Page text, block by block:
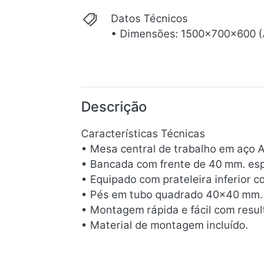
Datos Técnicos
• Dimensões: 1500x700x600
Descrição
Características Técnicas
• Mesa central de trabalho em aço
• Bancada com frente de 40 mm.
• Equipado com prateleira inferior
• Pés em tubo quadrado 40x40
• Montagem rápida e fácil com
• Material de montagem incluído.